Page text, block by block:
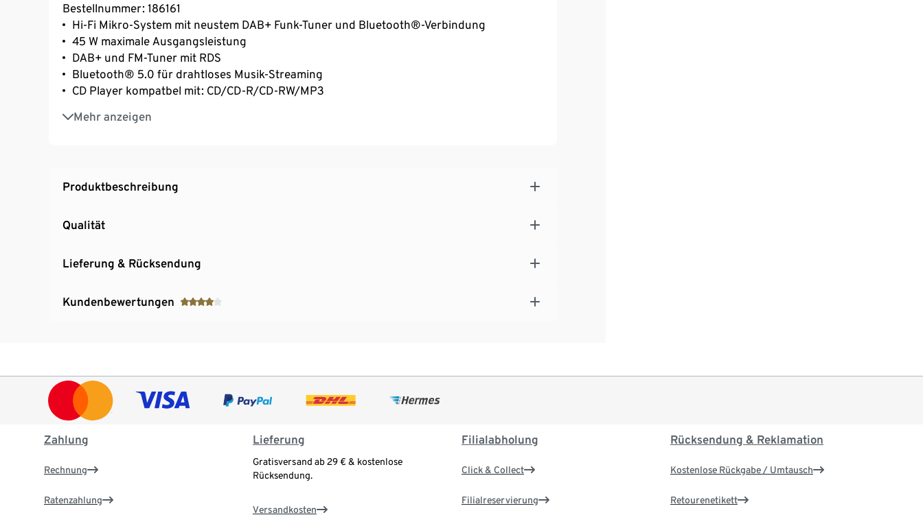
Bestellnummer: 186161
Hi-Fi Mikro-System mit neustem DAB+ Funk-Tuner und Bluetooth®-Verbindung
45 W maximale Ausgangsleistung
DAB+ und FM-Tuner mit RDS
Bluetooth® 5.0 für drahtloses Musik-Streaming
CD Player kompatbel mit: CD/CD-R/CD-RW/MP3
Mehr anzeigen
USB-Playback, kompatibel mit: MP3 (es werden Laufwerke bis 32 GB unterstützt)
3,5-mm-Aux-Eingang – zum Anschluss externer analoger Stereogeräte
Produktbeschreibung
Qualität
Lieferung & Rücksendung
Kundenbewertungen
Zahlung
Rechnung
Ratenzahlung
Lieferung
Gratisversand ab 29 € & kostenlose
Rücksendung.
Versandkosten
Filialabholung
Click & Collect
Filialreservierung
Rücksendung & Reklamation
Kostenlose Rückgabe / Umtausch
Retourenetikett